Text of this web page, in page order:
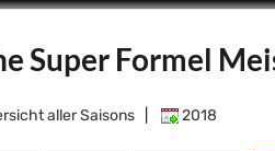
Super Formel
aller Saisons 2018